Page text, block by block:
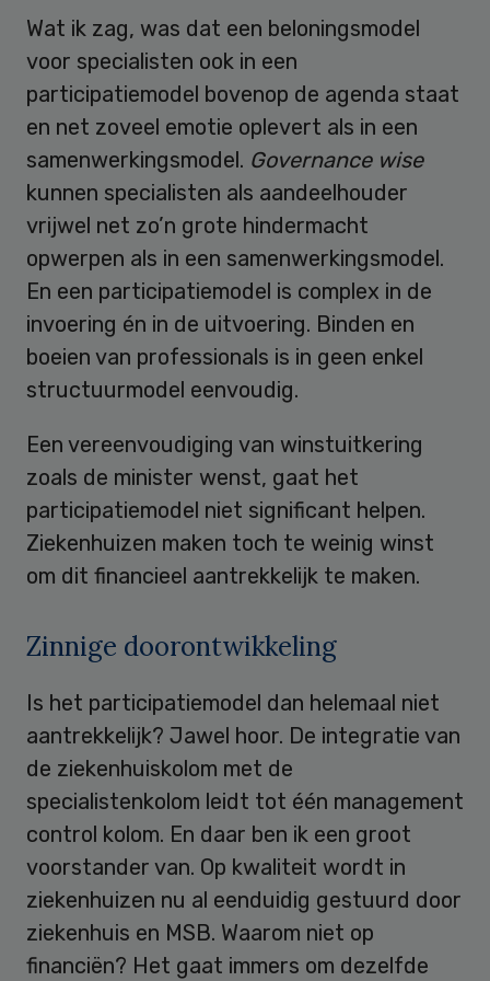
Wat ik zag, was dat een beloningsmodel
voor specialisten ook in een
participatiemodel bovenop de agenda staat
en net zoveel emotie oplevert als in een
samenwerkingsmodel. Governance wise
kunnen specialisten als aandeelhouder
vrijwel net zo’n grote hindermacht
opwerpen als in een samenwerkingsmodel.
En een participatiemodel is complex in de
invoering én in de uitvoering. Binden en
boeien van professionals is in geen enkel
structuurmodel eenvoudig.
Een vereenvoudiging van winstuitkering
zoals de minister wenst, gaat het
participatiemodel niet significant helpen.
Ziekenhuizen maken toch te weinig winst
om dit financieel aantrekkelijk te maken.
Zinnige doorontwikkeling
Is het participatiemodel dan helemaal niet
aantrekkelijk? Jawel hoor. De integratie van
de ziekenhuiskolom met de
specialistenkolom leidt tot één management
control kolom. En daar ben ik een groot
voorstander van. Op kwaliteit wordt in
ziekenhuizen nu al eenduidig gestuurd door
ziekenhuis en MSB. Waarom niet op
financiën? Het gaat immers om dezelfde